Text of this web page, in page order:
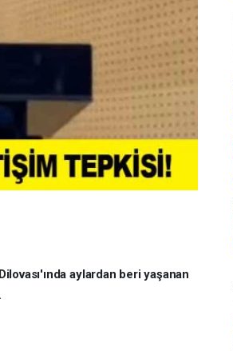
aylardan beri yaşanan